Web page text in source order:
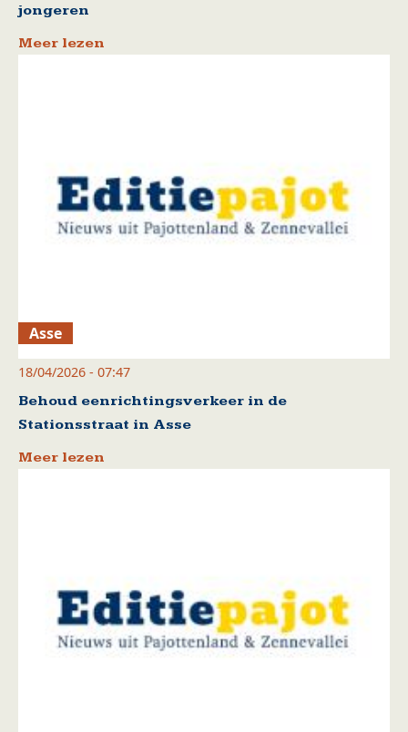
jongeren
Meer lezen
Asse
18/04/2026 - 07:47
Behoud eenrichtingsverkeer in de
Stationsstraat in Asse
Meer lezen